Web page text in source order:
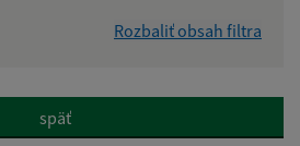
Rozbaliť obsah filtra
späť